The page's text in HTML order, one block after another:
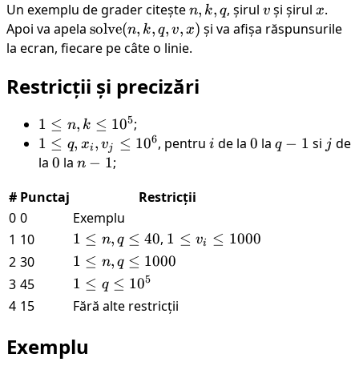
Un exemplu de grader citeșten,
k,
n, k, q, șirul v
v și șirulx
x.
Apoi va apela \text{solve}
(n, k, q, v,
solve(n, k, q, v, x) și va afișa răspunsurile
la ecran, fiecare pe câte o linie.
Restricții și precizări
1
\leq
n, k
10^5
1 ≤ n, k ≤ 105;
1
\leq
x_i,
1 ≤ q, xi , vj ≤ 106, pentrui
i de la0
0 laq-
q − 1 si jj de
la 0
0 la n-
n − 1;
# Punctaj
Restricții
0 0
Exemplu
1 10
1
\leq
n, q
\leq
40
1 ≤ n, q ≤ 40, 1
\leq
1000
1 ≤ vi ≤ 1000
2 30
1
\leq
n, q
\leq
1 ≤ n, q ≤ 1000
3 45
1
\leq
\leq
10^5
1 ≤ q ≤ 105
4 15 Fără alte restricții
Exemplu